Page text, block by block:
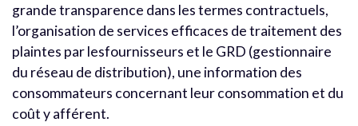
grande transparence dans les termes contractuels,
l’organisation de services efficaces de traitement des
plaintes par lesfournisseurs et le GRD (gestionnaire
du réseau de distribution), une information des
consommateurs concernant leur consommation et du
coût y afférent.